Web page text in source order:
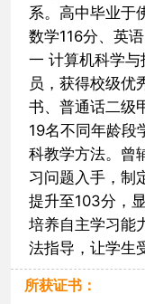
系。高中毕业于
数学116分、英
一 计算机科学
员，获得校级优
书、普通话二级
19名不同年龄段
科教学方法。曾
习问题入手，制
提升至103分，
培养自主学习能
法指导，让学生
所获证书：